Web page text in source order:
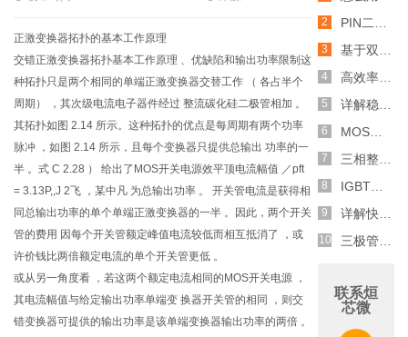
正激变换器拓扑的基本工作原理
交错正激变换器拓扑基本工作原理 、优缺陷和输出功率限制这
种拓扑只是两个相同的单端正激变换器交替工作 （ 各占半个
周期） ，其次级电流电子器件经过 整流碳化硅二极管相加 。
其拓扑如图 2.14 所示。这种拓扑的优点是每周期有两个功率
脉冲 ，如图 2.14 所示，且每个变换器只提供总输出 功率的一
半 。式 C 2.28 ） 给出了MOS开关电源效平顶电流幅值 ／pft
= 3.13P,,J 2飞 ，某中凡 为总输出功率 。 开关管电流是获得相
同总输出功率的单个单端正激变换器的一半 。因此，两个开关
管的费用 因每个开关管额定峰值电流较低而相互抵消了 ，或
许价钱比两倍额定电流的单个开关管更低 。
或从另一角度看 ，若这两个额定电流相同的MOS开关电源 ，
其电流幅值与给定输出功率单端变 换器开关管的相同 ，则交
错变换器可提供的输出功率是该单端变换器输出功率的两倍 。
PIN二极管的电导调制机制和应用介绍
基于双MOS管的防反灌电路工作原理介绍
高效率整流二极管的特性和应用介绍
详解稳压二极管的关键特性和应用原理
MOS管选型关键因素分析,怎么选择合适的参数
三相整流电路分析,半波整流与全波整流的工作原理
IGBT三相全桥整流电路工作原理介绍
详解快恢复二极管,结构,特性和应用介绍
三极管和MOS管组合式开关电路分析
联系烜
芯微